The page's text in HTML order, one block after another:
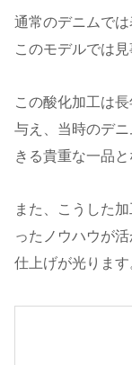
通常のデニムでは
このモデルでは
この酸化加工は
与え、当時のデ
きる貴重な一品と
また、こうした
ったノウハウが
仕上げが光ります